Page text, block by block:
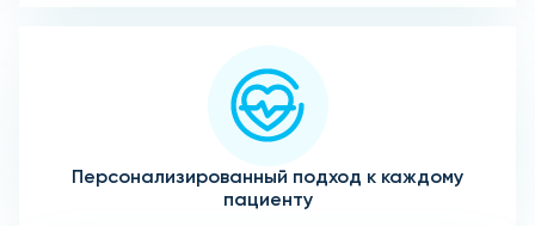
Персонализированный подход к каждому
пациенту